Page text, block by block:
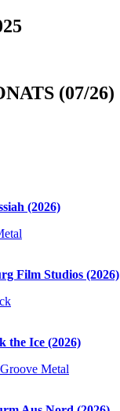
(07/26)
(2026)
Film Studios (2026)
Ice (2026)
Metal